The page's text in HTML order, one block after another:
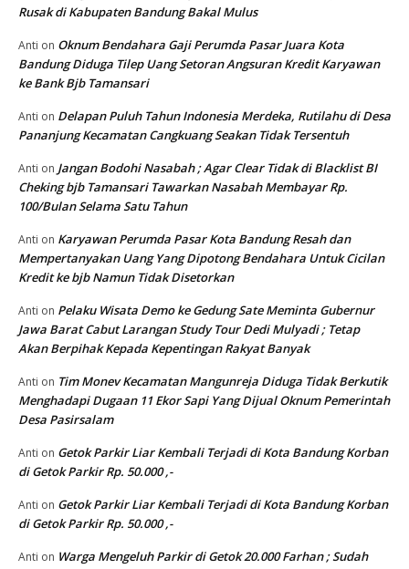
Rusak di Kabupaten Bandung Bakal Mulus
Anti on Oknum Bendahara Gaji Perumda Pasar Juara Kota
Bandung Diduga Tilep Uang Setoran Angsuran Kredit Karyawan
ke Bank Bjb Tamansari
Anti on Delapan Puluh Tahun Indonesia Merdeka, Rutilahu di Desa
Pananjung Kecamatan Cangkuang Seakan Tidak Tersentuh
Anti on Jangan Bodohi Nasabah ; Agar Clear Tidak di Blacklist BI
Cheking bjb Tamansari Tawarkan Nasabah Membayar Rp.
100/Bulan Selama Satu Tahun
Anti on Karyawan Perumda Pasar Kota Bandung Resah dan
Mempertanyakan Uang Yang Dipotong Bendahara Untuk Cicilan
Kredit ke bjb Namun Tidak Disetorkan
Anti on Pelaku Wisata Demo ke Gedung Sate Meminta Gubernur
Jawa Barat Cabut Larangan Study Tour Dedi Mulyadi ; Tetap
Akan Berpihak Kepada Kepentingan Rakyat Banyak
Anti on Tim Monev Kecamatan Mangunreja Diduga Tidak Berkutik
Menghadapi Dugaan 11 Ekor Sapi Yang Dijual Oknum Pemerintah
Desa Pasirsalam
Anti on Getok Parkir Liar Kembali Terjadi di Kota Bandung Korban
di Getok Parkir Rp. 50.000 ,-
Anti on Getok Parkir Liar Kembali Terjadi di Kota Bandung Korban
di Getok Parkir Rp. 50.000 ,-
Anti on Warga Mengeluh Parkir di Getok 20.000 Farhan ; Sudah